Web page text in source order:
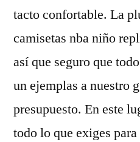
tacto confortable. La
camisetas nba niño
así que seguro que
un ejemplas a nuestro
presupuesto. En este
todo lo que exiges